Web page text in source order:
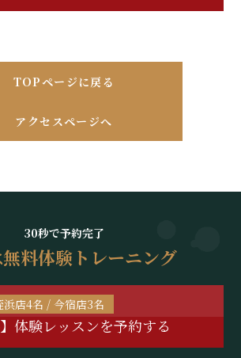
TOPページに戻る
アクセスページへ
30秒で予約完了
料体験トレーニング
浜店4名 / 今宿店3名
】体験レッスンを予約する